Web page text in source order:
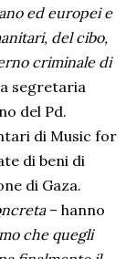
ed europei e
del cibo,
criminale di
segretaria
del Pd.
di Music for
di beni di
di Gaza.
– hanno
che quegli